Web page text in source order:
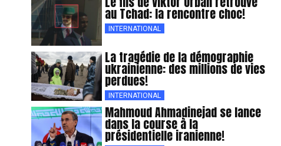
au Tchad: la rencontre choc!
INTERNATIONAL
La tragédie de la démographie
ukrainienne: des millions de vies
perdues!
INTERNATIONAL
Mahmoud Ahmadinejad se lance
dans la course à la
présidentielle iranienne!